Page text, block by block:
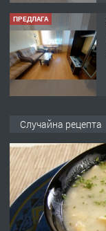
ПРЕДЛАГА
ПРЕДЛАГА
Случайна рецепта